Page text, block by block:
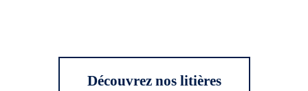
Découvrez nos litières